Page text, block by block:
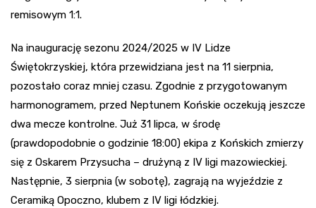
remisowym 1:1.
Na inaugurację sezonu 2024/2025 w IV Lidze
Świętokrzyskiej, która przewidziana jest na 11 sierpnia,
pozostało coraz mniej czasu. Zgodnie z przygotowanym
harmonogramem, przed Neptunem Końskie oczekują jeszcze
dwa mecze kontrolne. Już 31 lipca, w środę
(prawdopodobnie o godzinie 18:00) ekipa z Końskich zmierzy
się z Oskarem Przysucha – drużyną z IV ligi mazowieckiej.
Następnie, 3 sierpnia (w sobotę), zagrają na wyjeździe z
Ceramiką Opoczno, klubem z IV ligi łódzkiej.